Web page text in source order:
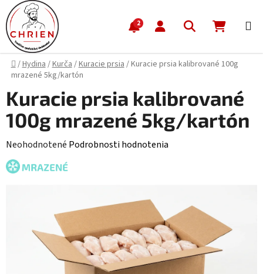
Prejsť na obsah
2 Hľadať
Domov
/Hydina/Kurča/Kuracie prsia/Kuracie prsia kalibrované 100g
mrazené 5kg/kartón
Kuracie prsia kalibrované
100g mrazené 5kg/kartón
Priemerné hodnotenie produktu je 0,0 z 5 hviezdičiek.
Neohodnotené Podrobnosti hodnotenia
MRAZENÉ